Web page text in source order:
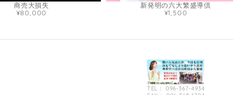
商売大損失
¥80,000
新発明の六大繁盛導倶
¥1,500
TEL： 096-367-4934